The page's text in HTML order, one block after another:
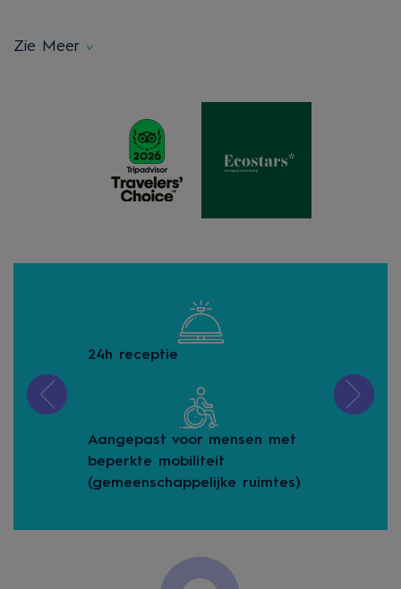
Zie Meer
24h receptie
Aangepast voor mensen met
beperkte mobiliteit
(gemeenschappelijke ruimtes)